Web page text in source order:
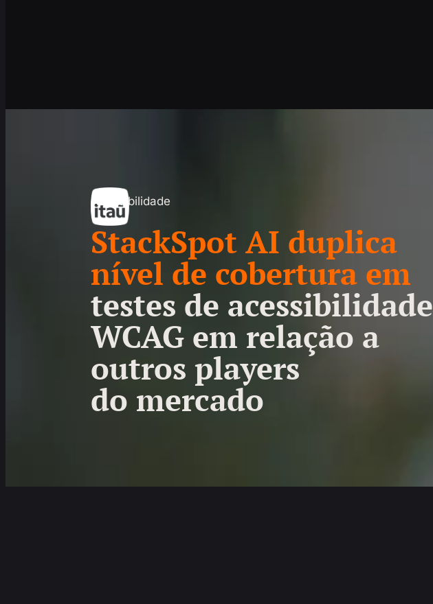
Acessibilidade
StackSpot AI duplica
nível de cobertura em
testes de acessibilidade
WCAG em relação a
outros players
do mercado